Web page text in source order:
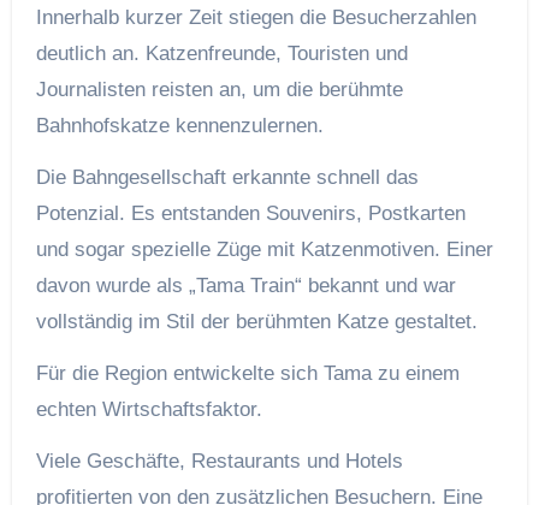
Innerhalb kurzer Zeit stiegen die Besucherzahlen
deutlich an. Katzenfreunde, Touristen und
Journalisten reisten an, um die berühmte
Bahnhofskatze kennenzulernen.
Die Bahngesellschaft erkannte schnell das
Potenzial. Es entstanden Souvenirs, Postkarten
und sogar spezielle Züge mit Katzenmotiven. Einer
davon wurde als „Tama Train“ bekannt und war
vollständig im Stil der berühmten Katze gestaltet.
Für die Region entwickelte sich Tama zu einem
echten Wirtschaftsfaktor.
Viele Geschäfte, Restaurants und Hotels
profitierten von den zusätzlichen Besuchern. Eine